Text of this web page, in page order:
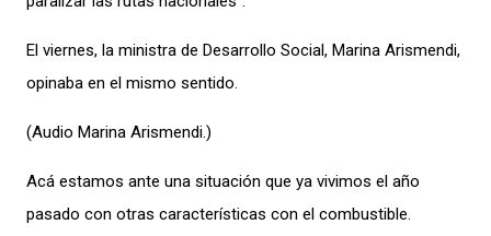
El viernes, la ministra de Desarrollo Social, Marina Arismendi,
opinaba en el mismo sentido.
(Audio Marina Arismendi.)
Acá estamos ante una situación que ya vivimos el año
pasado con otras características con el combustible.